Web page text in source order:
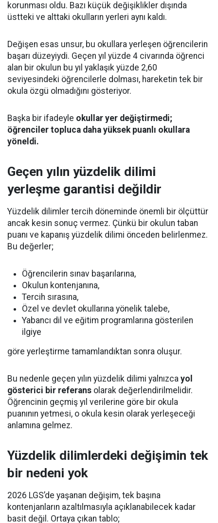
korunması oldu. Bazı küçük değişiklikler dışında
üstteki ve alttaki okulların yerleri aynı kaldı.
Değişen esas unsur, bu okullara yerleşen öğrencilerin
başarı düzeyiydi. Geçen yıl yüzde 4 civarında öğrenci
alan bir okulun bu yıl yaklaşık yüzde 2,60
seviyesindeki öğrencilerle dolması, hareketin tek bir
okula özgü olmadığını gösteriyor.
Başka bir ifadeyle okullar yer değiştirmedi;
öğrenciler topluca daha yüksek puanlı okullara
yöneldi.
Geçen yılın yüzdelik dilimi
yerleşme garantisi değildir
Yüzdelik dilimler tercih döneminde önemli bir ölçüttür
ancak kesin sonuç vermez. Çünkü bir okulun taban
puanı ve kapanış yüzdelik dilimi önceden belirlenmez.
Bu değerler;
Öğrencilerin sınav başarılarına,
Okulun kontenjanına,
Tercih sırasına,
Özel ve devlet okullarına yönelik talebe,
Yabancı dil ve eğitim programlarına gösterilen
ilgiye
göre yerleştirme tamamlandıktan sonra oluşur.
Bu nedenle geçen yılın yüzdelik dilimi yalnızca yol
gösterici bir referans olarak değerlendirilmelidir.
Öğrencinin geçmiş yıl verilerine göre bir okula
puanının yetmesi, o okula kesin olarak yerleşeceği
anlamına gelmez.
Yüzdelik dilimlerdeki değişimin tek
bir nedeni yok
2026 LGS’de yaşanan değişim, tek başına
kontenjanların azaltılmasıyla açıklanabilecek kadar
basit değil. Ortaya çıkan tablo;